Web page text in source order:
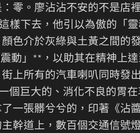
零。廖沾沾不安的不是店
樣下去，他引以為傲的「
色介於灰綠與土黃之間的
動」**，以助其在精神上
上所有的汽車喇叭同時發
個巨大的、消化不良的胃在
一張髒兮兮的，印著《沾
幹道上，數百個交通信號